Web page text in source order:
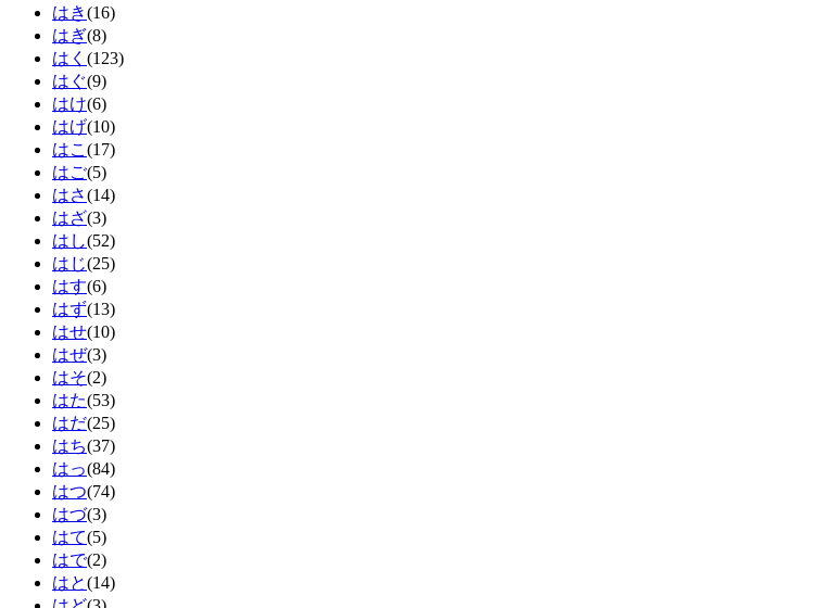
はき(16)
はぎ(8)
はく (123)
はぐ(9)
はけ(6)
はげ(10)
はこ (17)
はご(5)
はさ(14)
はざ(3)
はし(52)
はじ(25)
はす(6)
はず(13)
はせ(10)
はぜ(3)
はそ(2)
はた(53)
はだ(25)
はち(37)
はっ(84)
はつ(74)
はづ(3)
はて(5)
はで(2)
はと(14)